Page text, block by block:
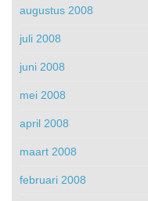
augustus 2008
juli 2008
juni 2008
mei 2008
april 2008
maart 2008
februari 2008